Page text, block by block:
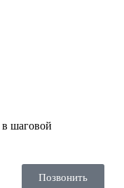
в шаговой
Позвонить